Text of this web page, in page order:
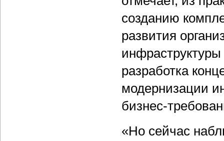
созданию
развития
разработка
модернизации
бизнес-
«Но сейчас